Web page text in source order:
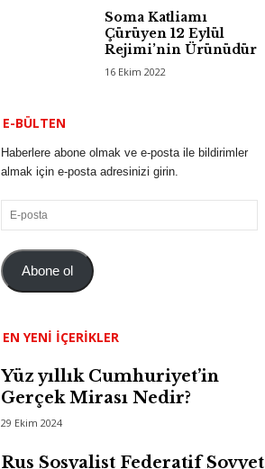
Soma Katliamı
Çürüyen 12 Eylül
Rejimi’nin Ürünüdür
16 Ekim 2022
E-BÜLTEN
Haberlere abone olmak ve e-posta ile bildirimler
almak için e-posta adresinizi girin.
E-
posta
Abone ol
EN YENI İÇERIKLER
Yüz yıllık Cumhuriyet’in
Gerçek Mirası Nedir?
29 Ekim 2024
Rus Sosyalist Federatif Sovyet